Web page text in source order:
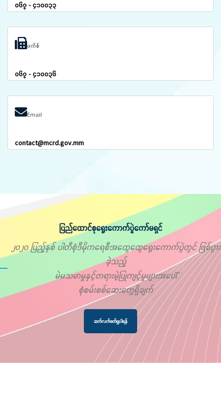
၀၆၇ - ၄၁၀၀၃၃
ဖက်စ်
၀၆၇ - ၄၁၀၀၃၆
Email
contact@mcrd.gov.mm
ပြည်ထောင်စုရွေးကောက်ပွဲကော်မရှင်
၂၀၂၀ ပြည့်နှစ် ပါတီစုံဒီမိုကရေစီအထွေထွေရွေးကောက်ပွဲတွင် ဖြစ်ပွား
ခဲ့သည့်
မဲမသမာမှုနှင့်တရားမဲ့ပြုကျင့်မှုများအပေါ်
စုံစမ်းစစ်ဆေးတွေ့ရှိချက်
ဆက်လက်ဖတ်ရှုပါရန်